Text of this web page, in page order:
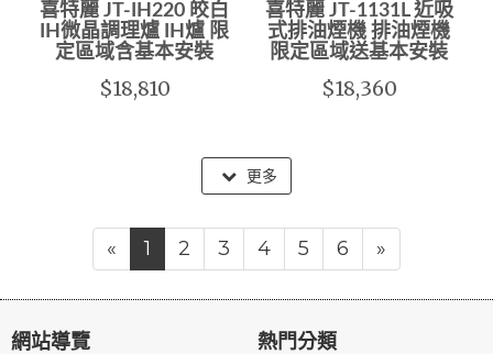
喜特麗 JT-IH220 皎白
IH微晶調理爐 IH爐 限
定區域含基本安裝
$18,810
喜特麗 JT-1131L 近吸
式排油煙機 排油煙機
限定區域送基本安裝
$18,360
更多
« 1 2 3 4 5 6 »
網站導覽 熱門分類